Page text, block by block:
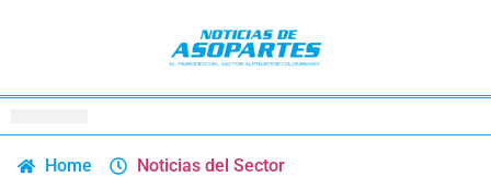
Home Noticias del Sector